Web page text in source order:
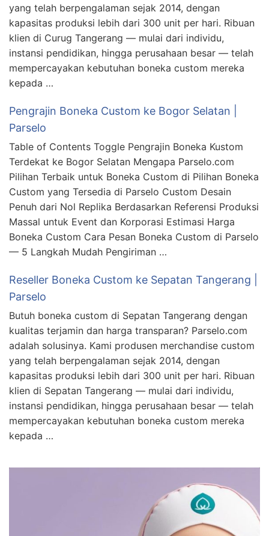
yang telah berpengalaman sejak 2014, dengan
kapasitas produksi lebih dari 300 unit per hari. Ribuan
klien di Curug Tangerang — mulai dari individu,
instansi pendidikan, hingga perusahaan besar — telah
mempercayakan kebutuhan boneka custom mereka
kepada …
Pengrajin Boneka Custom ke Bogor Selatan |
Parselo
Table of Contents Toggle Pengrajin Boneka Kustom
Terdekat ke Bogor Selatan Mengapa Parselo.com
Pilihan Terbaik untuk Boneka Custom di Pilihan Boneka
Custom yang Tersedia di Parselo Custom Desain
Penuh dari Nol Replika Berdasarkan Referensi Produksi
Massal untuk Event dan Korporasi Estimasi Harga
Boneka Custom Cara Pesan Boneka Custom di Parselo
— 5 Langkah Mudah Pengiriman …
Reseller Boneka Custom ke Sepatan Tangerang |
Parselo
Butuh boneka custom di Sepatan Tangerang dengan
kualitas terjamin dan harga transparan? Parselo.com
adalah solusinya. Kami produsen merchandise custom
yang telah berpengalaman sejak 2014, dengan
kapasitas produksi lebih dari 300 unit per hari. Ribuan
klien di Sepatan Tangerang — mulai dari individu,
instansi pendidikan, hingga perusahaan besar — telah
mempercayakan kebutuhan boneka custom mereka
kepada …